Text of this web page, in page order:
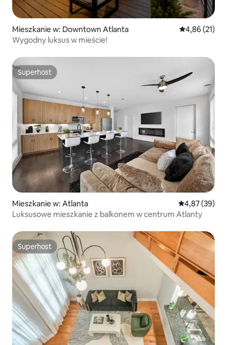
Mieszkanie w: Downtown Atlanta Średnia
4,86 (21)
Wygodny luksus w mieście!
Superhost
Superhost
Mieszkanie w: Atlanta Średnia
4,87 (39)
Luksusowe mieszkanie z balkonem w centrum Atlanty
Superhost
Superhost